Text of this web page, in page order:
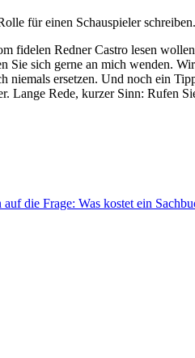
für einen Schauspieler
fidelen Redner Castro lesen
Sie sich gerne an mich wenden.
niemals ersetzen. Und noch ein
Lange Rede, kurzer Sinn: Rufen
die Frage: Was kostet ein